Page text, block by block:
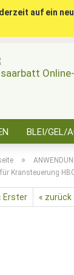
auf ein
BLEI/GEL/
»
Kransteuerung
Erster « zurück